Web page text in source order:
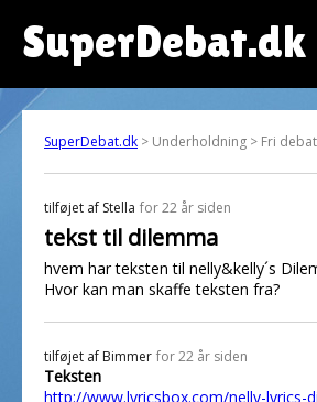
SuperDebat.dk
SuperDebat.dk > Underholdning > Fri
tilføjet af Stella for 22 år siden
tekst til dilemma
hvem har teksten til nelly&kelly´s
Hvor kan man skaffe teksten fra?
tilføjet af Bimmer for 22 år siden
Teksten
http://www.lyricsbox.com/nelly-lyrics-